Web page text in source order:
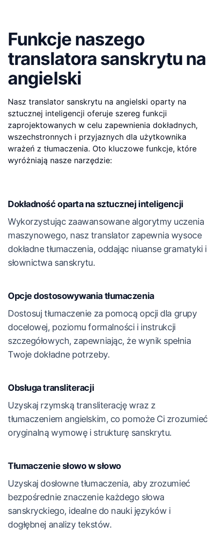
Funkcje naszego
translatora sanskrytu na
angielski
Nasz translator sanskrytu na angielski oparty na
sztucznej inteligencji oferuje szereg funkcji
zaprojektowanych w celu zapewnienia dokładnych,
wszechstronnych i przyjaznych dla użytkownika
wrażeń z tłumaczenia. Oto kluczowe funkcje, które
wyróżniają nasze narzędzie:
Dokładność oparta na sztucznej inteligencji
Wykorzystując zaawansowane algorytmy uczenia
maszynowego, nasz translator zapewnia wysoce
dokładne tłumaczenia, oddając niuanse gramatyki i
słownictwa sanskrytu.
Opcje dostosowywania tłumaczenia
Dostosuj tłumaczenie za pomocą opcji dla grupy
docelowej, poziomu formalności i instrukcji
szczegółowych, zapewniając, że wynik spełnia
Twoje dokładne potrzeby.
Obsługa transliteracji
Uzyskaj rzymską transliterację wraz z
tłumaczeniem angielskim, co pomoże Ci zrozumieć
oryginalną wymowę i strukturę sanskrytu.
Tłumaczenie słowo w słowo
Uzyskaj dosłowne tłumaczenia, aby zrozumieć
bezpośrednie znaczenie każdego słowa
sanskryckiego, idealne do nauki języków i
dogłębnej analizy tekstów.